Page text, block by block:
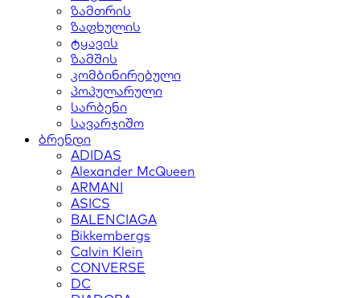
ზამთრის
ზაფხულის
ტყავის
ზამშის
კომბინირებული
პოპულარული
სარბენი
სავარჯიშო
ბრენდი
ADIDAS
Alexander McQueen
ARMANI
ASICS
BALENCIAGA
Bikkembergs
Calvin Klein
CONVERSE
DC